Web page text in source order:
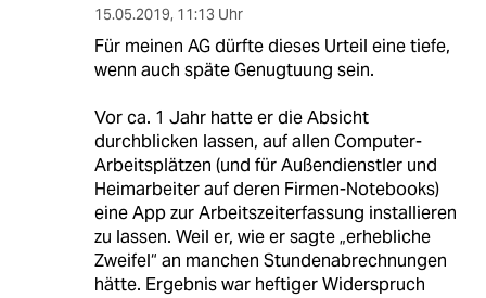
15.05.2019, 11:13 Uhr
Für meinen AG dürfte dieses Urteil eine tiefe,
wenn auch späte Genugtuung sein.
Vor ca. 1 Jahr hatte er die Absicht
durchblicken lassen, auf allen Computer-
Arbeitsplätzen (und für Außendienstler und
Heimarbeiter auf deren Firmen-Notebooks)
eine App zur Arbeitszeiterfassung installieren
zu lassen. Weil er, wie er sagte „erhebliche
Zweifel“ an manchen Stundenabrechnungen
hätte. Ergebnis war heftiger Widerspruch